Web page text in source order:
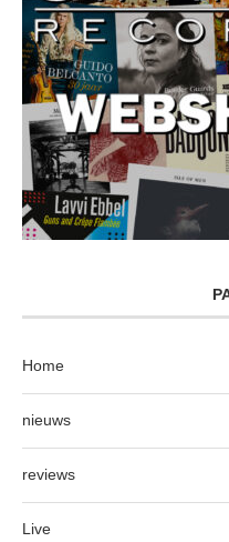
Home
nieuws
reviews
Live